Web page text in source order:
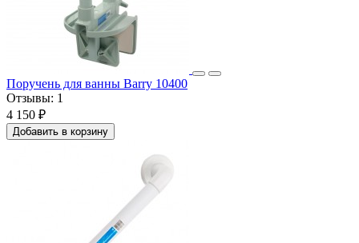
Поручень для ванны Barry 10400
Отзывы: 1
4 150 ₽
Добавить в корзину